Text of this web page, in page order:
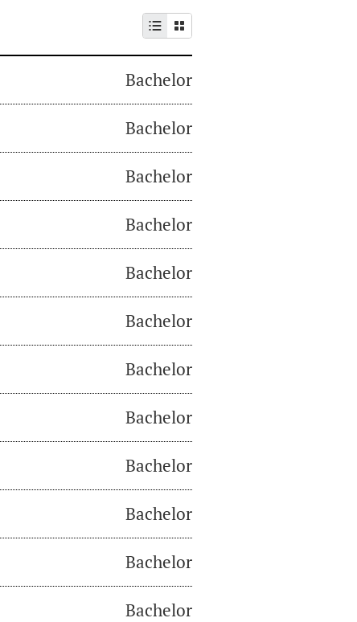
Bachelor
Bachelor
Bachelor
Bachelor
Bachelor
Bachelor
Bachelor
Bachelor
Bachelor
Bachelor
Bachelor
Bachelor